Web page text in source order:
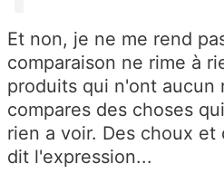
Et non, je ne me rend
comparaison ne rime à
produits qui n'ont aucun
compares des choses
rien a voir. Des choux et
dit l'expression...